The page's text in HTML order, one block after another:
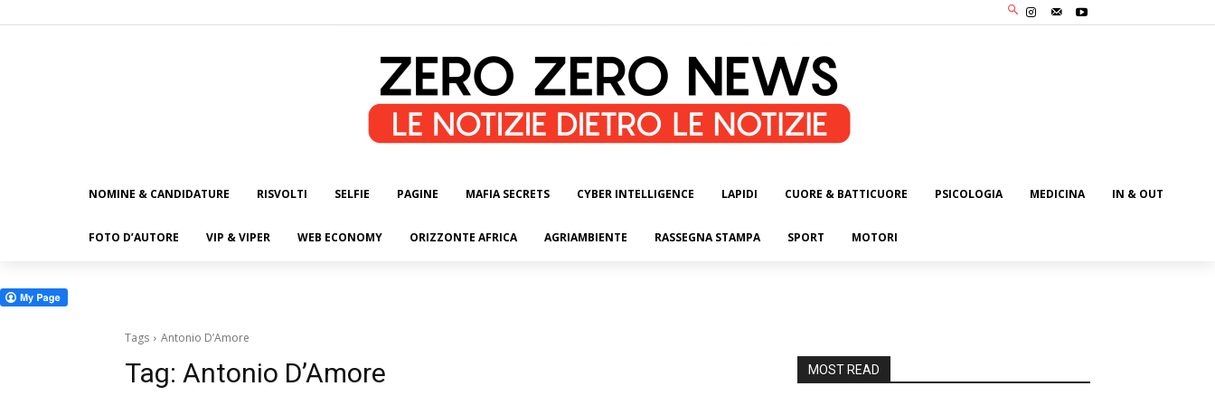
NOMINE & CANDIDATURE RISVOLTI SELFIE PAGINE MAFIA SECRETS CYBER INTELLIGENCE LAPIDI CUORE & BATTICUORE PSICOLOGIA MEDICINA IN & OUT
FOTO D’AUTORE VIP & VIPER WEB ECONOMY ORIZZONTE AFRICA AGRIAMBIENTE RASSEGNA STAMPA SPORT MOTORI
Tags Antonio D’Amore
Tag: Antonio D’Amore MOST READ